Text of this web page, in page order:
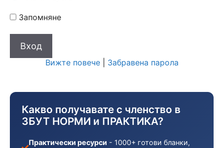
Запомняне
Вижте повече| Забравена парола
Какво получавате с членство в
ЗБУТ НОРМИ и ПРАКТИКА?
Практически ресурси - 1000+ готови бланки,